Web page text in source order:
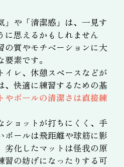
」や「清潔感」は、一見す
に思えるかもしれません
の質やモチベーションに大
素です。
イレ、休憩スペースなどが
、快適に練習するための基
やボールの清潔さは直接練
ショットが打ちにくく、手
ボールは飛距離や球筋に影
劣化したマットは怪我の原
習の妨げになったりする可